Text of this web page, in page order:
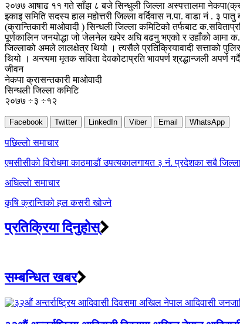
२०७७ आषाढ ११ गते साँझ ८ बजे सिन्धुली जिल्ला अस्पत्तालमा
इकाइ समिति सदस्य हाल महोत्तरी जिल्ला वर्दिवास न.पा. वाडा नं . ३
(क्रान्तिकारी माओवादी ) सिन्धली जिल्ला कमिटिको तर्फबाट
पूर्णकालिन जनयोद्धा जो जेलनेल खपेर अघि बढनु भएको र उहाँको आमा
जिल्लाको अमले लालक्षेत्र थियो । त्यसैले प्रतिक्रियावादी सत्ताको
थियो । अन्त्यमा मृतक सविता देवकोटाप्रति भावपर्ण श्रद्धान्जली अपर्ण
जीवन
नेकपा क्रासन्तकारी माओवादी
सिन्धली जिल्ला कमिटि
२०७७ ÷३ ÷१२
Facebook Twitter LinkedIn Viber Email WhatsApp
Post
navigation
पछिल्लाे समाचार
एमसीसीको विरोधमा काठमाडौं उपत्यकालगायत ३ नं. प्रदेशका सबै
अघिल्लाे समाचार
कृषि क्रान्तिको हल कसरी खोज्ने
प्रतिक्रिया दिनुहोस्
सम्बन्धित खबर